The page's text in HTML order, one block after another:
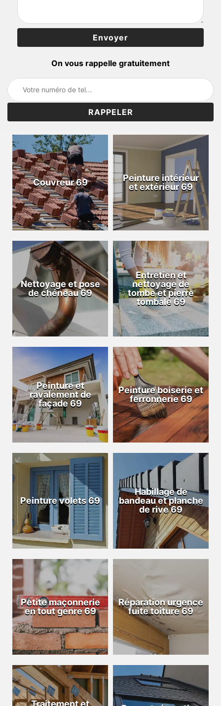
On vous rappelle gratuitement
Couvreur 69
Peinture intérieur
et extérieur 69
Nettoyage et pose
de chéneau 69
Entretien et
nettoyage de
tombe et pierre
tombale 69
Peinture et
ravalement de
façade 69
Peinture boiserie et
ferronnerie 69
Peinture volets 69
Habillage de
bandeau et planche
de rive 69
Petite maçonnerie
en tout genre 69
Réparation urgence
fuite toiture 69
Traitement et